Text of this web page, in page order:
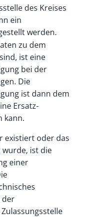
des Kreises
ein
werden.
zu dem
ist eine
bei der
Die
ist dann dem
Ersatz-
kann.
existiert oder das
wurde, ist die
einer
der